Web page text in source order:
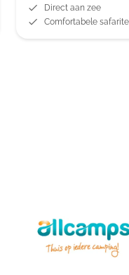
Direct aan zee
Comfortabele